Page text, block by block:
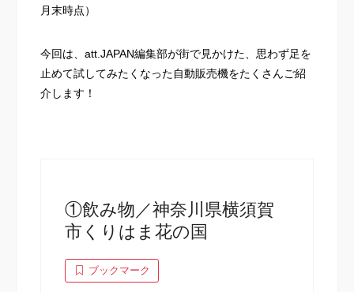
月末時点）
今回は、att.JAPAN編集部が街で見かけた、思わず足を
止めて試してみたくなった自動販売機をたくさんご紹
介します！
①飲み物／神奈川県横須賀
市くりはま花の国
ブックマーク